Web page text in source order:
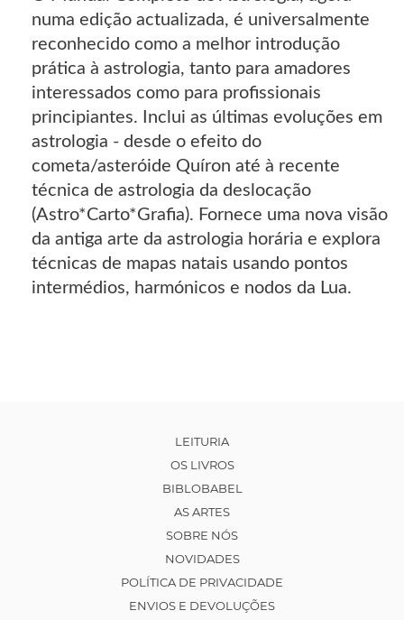
numa edição actualizada, é universalmente
reconhecido como a melhor introdução
prática à astrologia, tanto para amadores
interessados como para profissionais
principiantes. Inclui as últimas evoluções em
astrologia - desde o efeito do
cometa/asteróide Quíron até à recente
técnica de astrologia da deslocação
(Astro*Carto*Grafia). Fornece uma nova visão
da antiga arte da astrologia horária e explora
técnicas de mapas natais usando pontos
intermédios, harmónicos e nodos da Lua.
LEITURIA
OS LIVROS
BIBLOBABEL
AS ARTES
SOBRE NÓS
NOVIDADES
POLÍTICA DE PRIVACIDADE
ENVIOS E DEVOLUÇÕES